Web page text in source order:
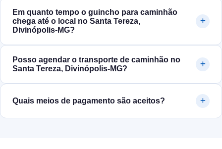
Em quanto tempo o guincho para caminhão
chega até o local no Santa Tereza,
Divinópolis‑MG?
Posso agendar o transporte de caminhão no
Santa Tereza, Divinópolis‑MG?
Quais meios de pagamento são aceitos?